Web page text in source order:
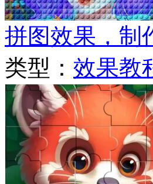
拼图效果，制
类型： 效果教